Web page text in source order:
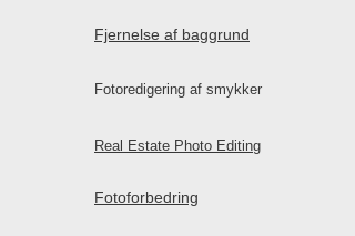
Fotoforbedring
Fjernelse af baggrund
Fotoredigering af smykker
Real Estate Photo Editing